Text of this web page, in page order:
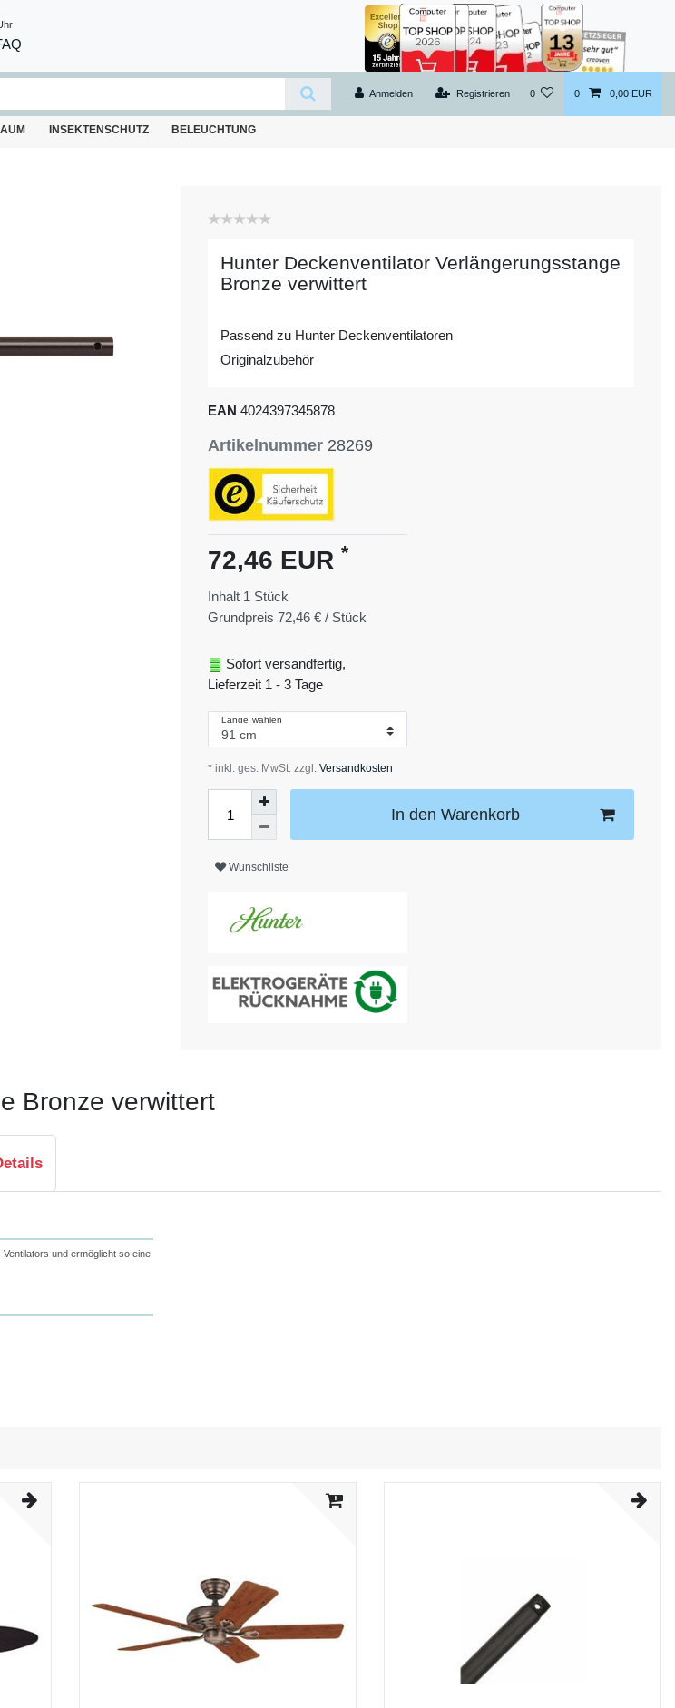
Anmelden Registrieren 0 0 0,00 EUR
INSEKTENSCHUTZ BELEUCHTUNG
Hunter Deckenventilator Verlängerungsstange
Bronze verwittert
Passend zu Hunter Deckenventilatoren
Originalzubehör
EAN 4024397345878
Artikelnummer 28269
72,46 EUR *
Inhalt 1 Stück
Grundpreis 72,46 € / Stück
Sofort versandfertig,
Lieferzeit 1 - 3 Tage
Länge wählen
* inkl. ges. MwSt. zzgl. Versandkosten
In den Warenkorb
Wunschliste
Bronze verwittert
und ermöglicht so eine